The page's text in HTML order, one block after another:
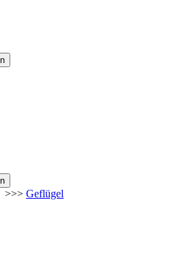
>>> Geflügel